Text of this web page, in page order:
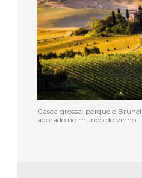
Casca grossa: porque o
adorado no mundo do vinho